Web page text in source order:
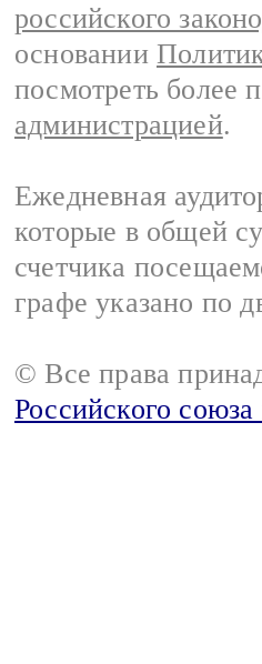
российского
основании
посмотреть более
администрацией.
Ежедневная
которые в общей
счетчика
графе указано по
© Все права
Российского союза